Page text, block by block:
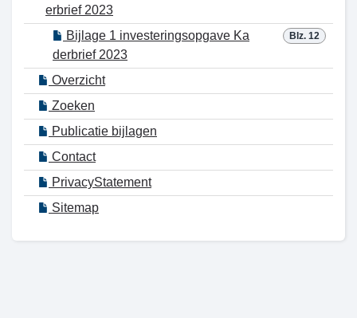
erbrief 2023
Blz. 12
Bijlage 1 investeringsopgave Ka
derbrief 2023
Overzicht
Zoeken
Publicatie bijlagen
Contact
PrivacyStatement
Sitemap